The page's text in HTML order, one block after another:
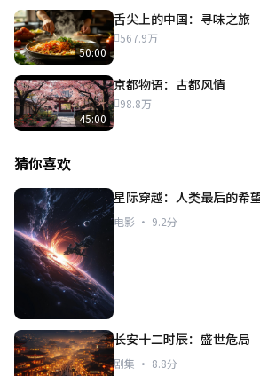
50:00
舌尖上的中国：寻味之旅
567.9万
45:00
京都物语：古都风情
98.8万
猜你喜欢
星际穿越：人类最后的希
电影 · 9.2分
长安十二时辰：盛世危局
剧集 · 8.8分